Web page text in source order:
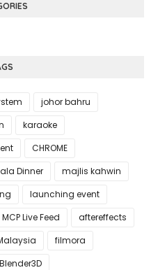
johor bahru
karaoke
CHROME
Dinner
majlis kahwin
launching event
MCP Live Feed
aftereffects
filmora
Blender3D